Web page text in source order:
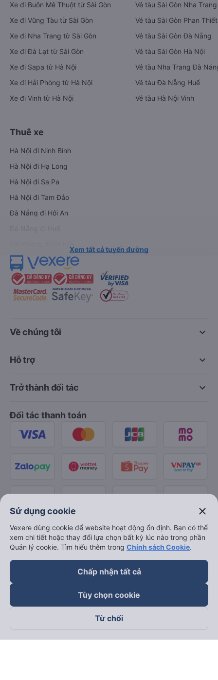
Xe đi Buôn Mê Thuột từ Sài Gòn
Xe đi Vũng Tàu từ Sài Gòn
Xe đi Nha Trang từ Sài Gòn
Xe đi Đà Lạt từ Sài Gòn
Xe đi Sapa từ Hà Nội
Xe đi Hải Phòng từ Hà Nội
Xe đi Vinh từ Hà Nội
Vé tàu Sài Gòn Nha Trang
Vé tàu Sài Gòn Phan Thiết
Vé tàu Sài Gòn Đà Nẵng
Vé tàu Sài Gòn Hà Nội
Vé tàu Nha Trang Đà
Vé tàu Đà Nẵng Huế
Vé tàu Hà Nội Vinh
Thuê xe
Hà Nội đi Ninh Bình
Hà Nội đi Hạ Long
Hà Nội đi Sa Pa
Hà Nội đi Tam Đảo
Đà Nẵng đi Hội An
Xem tất cả tuyến đường
keyboard_arrow_down
Về chúng tôi
keyboard_arrow_down
Hỗ trợ
keyboard_arrow_down
Trở thành đối tác
Đối tác thanh toán
Theo dõi chúng tôi trên
Sử dụng cookie close
Vexere dùng cookie để website hoạt động ổn định. Bạn có thể
xem chi tiết hoặc thay đổi lựa chọn bất kỳ lúc nào trong phần
Quản lý cookie. Tìm hiểu thêm trong Chính sách Cookie.
Chấp nhận tất cả
Tùy chọn cookie
Từ chối